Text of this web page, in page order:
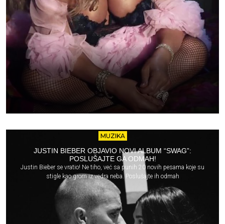
MUZIKA
JUSTIN BIEBER OBJAVIO NOVI ALBUM “SWAG”:
POSLUŠAJTE GA ODMAH!
Justin Bieber se vratio! Ne tiho, već sa punih 20 novih pesama koje su
stigle kao grom iz vedra neba. Poslušajte ih odmah